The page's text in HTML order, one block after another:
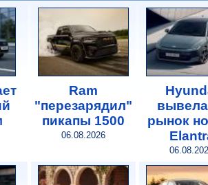
Ram
"перезарядил"
пикапы 1500
06.08.2026
рынок